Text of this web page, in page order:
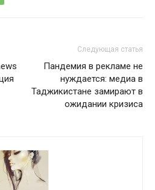
Следующая статья
Пандемия в рекламе не
нуждается: медиа в
Таджикистане замирают в
ожидании кризиса